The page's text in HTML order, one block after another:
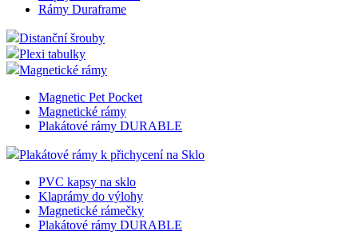
Rámy Duraframe
Distanční šrouby
Plexi tabulky
Magnetické rámy
Magnetic Pet Pocket
Magnetické rámy
Plakátové rámy DURABLE
Plakátové rámy k přichycení na Sklo
PVC kapsy na sklo
Klaprámy do výlohy
Magnetické rámečky
Plakátové rámy DURABLE